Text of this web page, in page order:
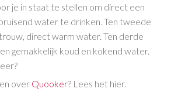
je in staat te stellen om direct een
water te drinken. Ten tweede
direct warm water. Ten derde
gemakkelijk koud en kokend water.
over Quooker? Lees het hier.